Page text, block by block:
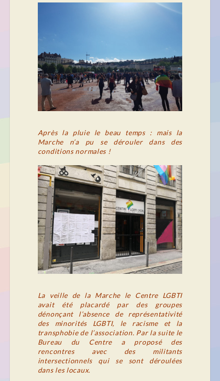
Après la pluie le beau temps : mais la
Marche n’a pu se dérouler dans des
conditions normales !
La veille de la Marche le Centre LGBTI
avait été placardé par des groupes
dénonçant l’absence de représentativité
des minorités LGBTI, le racisme et la
transphobie de l’association. Par la suite le
Bureau du Centre a proposé des
rencontres avec des militants
intersectionnels qui se sont déroulées
dans les locaux.